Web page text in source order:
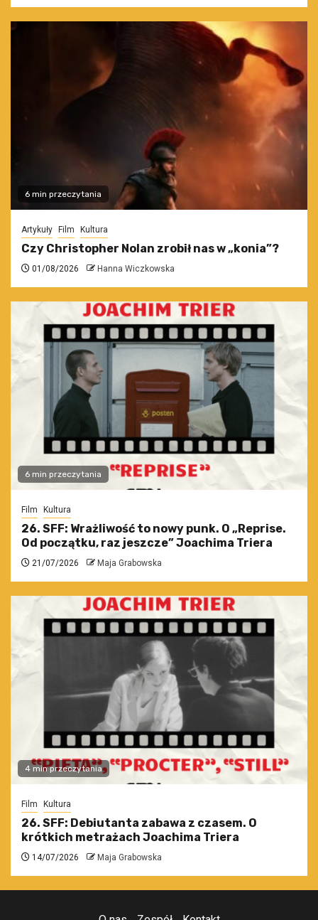
6 min przeczytania
Artykuły Film Kultura
Czy Christopher Nolan zrobił nas w „konia”?
01/08/2026 Hanna Wiczkowska
6 min przeczytania
Film Kultura
26. SFF: Wrażliwość to nowy punk. O „Reprise.
Od początku, raz jeszcze” Joachima Triera
21/07/2026 Maja Grabowska
4 min przeczytania
Film Kultura
26. SFF: Debiutanta zabawa z czasem. O
krótkich metrażach Joachima Triera
14/07/2026 Maja Grabowska